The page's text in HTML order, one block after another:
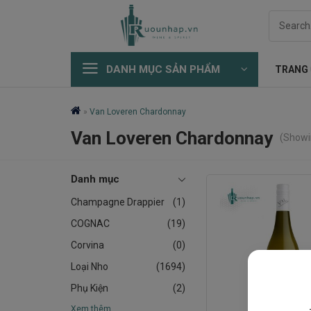
DANH MỤC SẢN PHẨM TRANG
» Van Loveren Chardonnay
Van Loveren Chardonnay
Danh mục
Champagne Drappier
(1)
COGNAC
(19)
Corvina
(0)
Loại Nho
(1694)
Phụ Kiện
(2)
Xem thêm